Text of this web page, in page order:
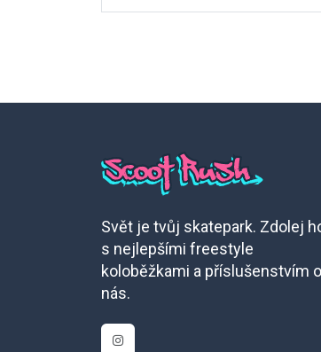
Svět je tvůj skatepark. Zdolej
s nejlepšími freestyle
koloběžkami a příslušenstvím
nás.